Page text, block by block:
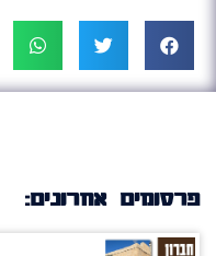
פרסומים אחרונים: